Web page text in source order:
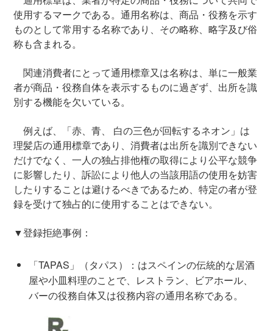
使用するマークである。通用名称は、商品・役務を示す
ものとして常用する名称であり、その略称、略字及び俗
称も含まれる。
関連消費者にとって通用標章又は名称は、単に一般業
者が商品・役務自体を表示するものに過ぎず、出所を識
別する機能を欠いている。
例えば、「赤、青、 白の三色が回転するネオン」は
理髪店の通用標章であり、消費者は出所を識別できない
だけでなく、一人の独占排他権の取得により公平な競争
に影響したり、訴訟により他人の当該用語の使用を妨害
したりすることは避けるべきであるため、特定の者が登
録を受けて独占的に使用することはできない。
▼登録拒絶事例：
「TAPAS」（タパス）：はスペインの伝統的な居酒
屋や小皿料理のことで、レストラン、ビアホール、
バーの役務自体又は役務内容の通用名称である。